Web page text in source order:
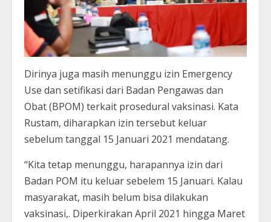
Dirinya juga masih menunggu izin Emergency
Use dan setifikasi dari Badan Pengawas dan
Obat (BPOM) terkait prosedural vaksinasi. Kata
Rustam, diharapkan izin tersebut keluar
sebelum tanggal 15 Januari 2021 mendatang.
“Kita tetap menunggu, harapannya izin dari
Badan POM itu keluar sebelem 15 Januari. Kalau
masyarakat, masih belum bisa dilakukan
vaksinasi,. Diperkirakan April 2021 hingga Maret